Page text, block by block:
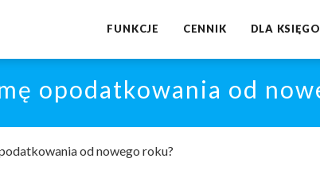
FUNKCJE CENNIK DLA
opodatkowania od
od nowego roku?